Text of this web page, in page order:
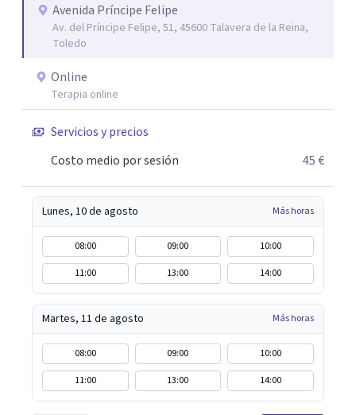
control sobre tu vida y tus emociones. Mi misión es que te
sientas escuchado/a, comprendido/a y empoderado/a
para enfrentar tus problemas y lograr un cambio positivo
y duradero. Si estás listo/a para comenzar este viaje hacia
una mejor versión de ti mismo/a, estaré encantada de
acompañarte. Aquí estoy para escucharte y ayudarte a
descubrir tu propio camino hacia el bienestar.
Avenida Príncipe Felipe
Av. del Príncipe Felipe, 51, 45600 Talavera de la Reina,
Toledo
Online
Terapia online
Servicios y precios
Costo medio por sesión
45 €
Lunes, 10 de agosto Más horas
08:00 09:00
10:00
11:00
13:00 14:00
Martes, 11 de agosto Más horas
08:00 09:00
10:00
11:00
13:00 14:00